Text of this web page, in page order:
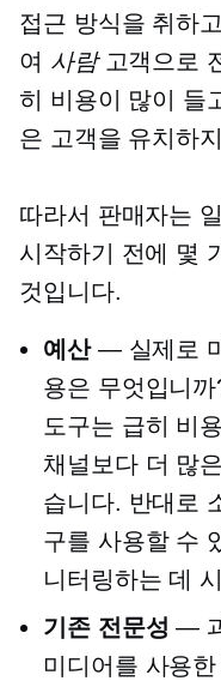
접근 방식을 취하
여 사람고객으로
히 비용이 많이 들
은 고객을 유치하
따라서 판매자는
시작하기 전에 몇
것입니다.
예산— 실제로
용은 무엇입니
도구는 급히 비
채널보다 더 많
습니다. 반대로
구를 사용할 수
니터링하는 데
기존 전문성 —
미디어를 사용